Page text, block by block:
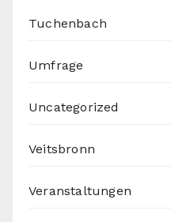
Tuchenbach
Umfrage
Uncategorized
Veitsbronn
Veranstaltungen